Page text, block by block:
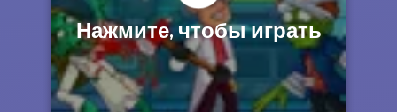
Нажмите, чтобы играть